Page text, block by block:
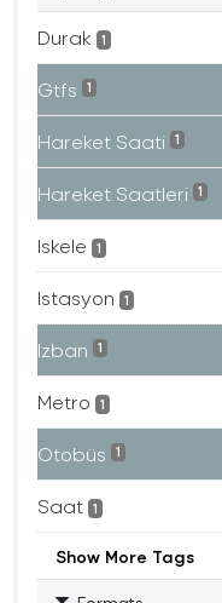
Durak 1
Gtfs 1
Hareket Saati 1
Hareket Saatleri 1
Iskele 1
Istasyon 1
Izban 1
Metro 1
Otobüs 1
Saat 1
Show More Tags